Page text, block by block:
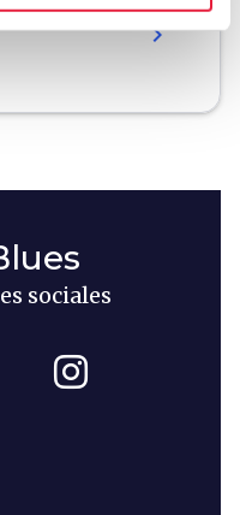
chevron_right
sociales